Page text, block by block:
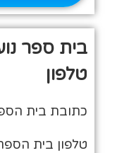
בית ספר
טלפון
כתובת בית
טלפון בית הספר: 08-